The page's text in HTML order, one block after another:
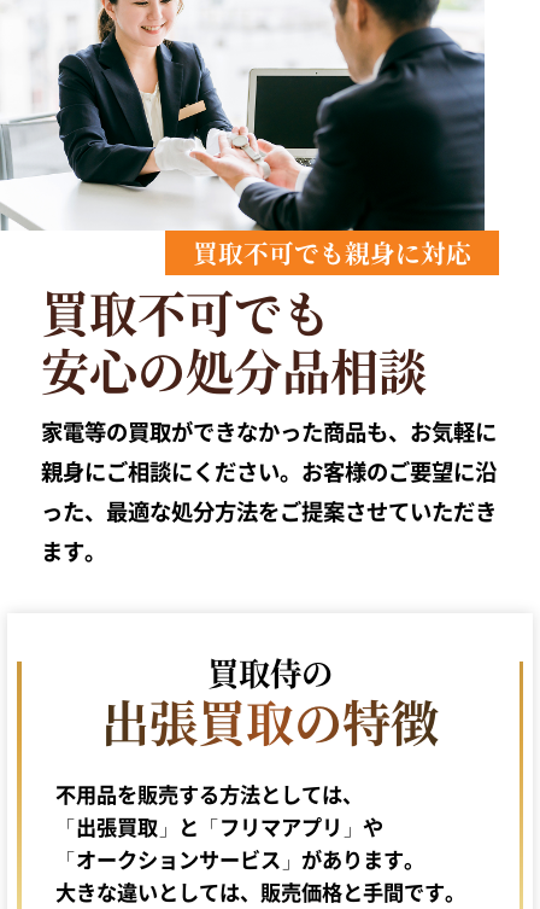
買取不可でも親身に対応
買取不可でも
安心の処分品相談
家電等の買取ができなかった商品も、お気軽に
親身にご相談にください。お客様のご要望に沿
った、最適な処分方法をご提案させていただき
ます。
買取侍の
出張買取の特徴
不用品を販売する方法としては、
「出張買取」と「フリマアプリ」や
「オークションサービス」があります。
大きな違いとしては、 販売価格と手間です。